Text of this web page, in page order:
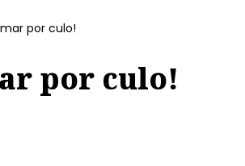
por culo!
por culo!